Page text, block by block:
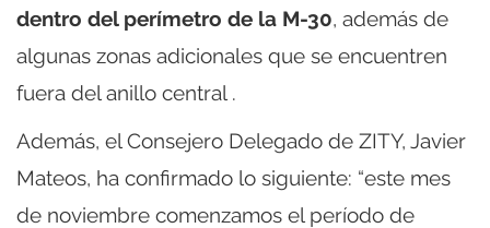
dentro del perímetro de la M-30, además de
algunas zonas adicionales que se encuentren
fuera del anillo central .
Además, el Consejero Delegado de ZITY, Javier
Mateos, ha confirmado lo siguiente: “este mes
de noviembre comenzamos el período de